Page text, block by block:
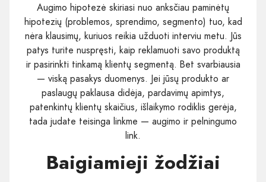
Augimo hipotezė skiriasi nuo anksčiau paminėtų
hipotezių (problemos, sprendimo, segmento) tuo, kad
nėra klausimų, kuriuos reikia užduoti interviu metu. Jūs
patys turite nuspręsti, kaip reklamuoti savo produktą
ir pasirinkti tinkamą klientų segmentą. Bet svarbiausia
— viską pasakys duomenys. Jei jūsų produkto ar
paslaugų paklausa didėja, pardavimų apimtys,
patenkintų klientų skaičius, išlaikymo rodiklis gerėja,
tada judate teisinga linkme — augimo ir pelningumo
link.
Baigiamieji žodžiai